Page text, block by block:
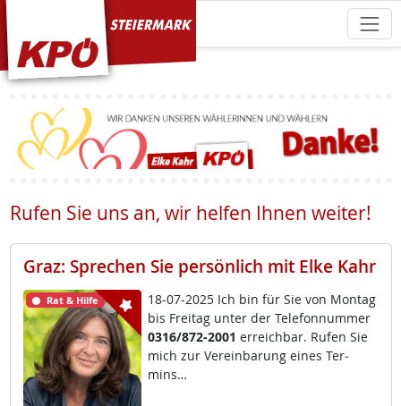
KPÖ Steiermark
Rufen Sie uns an, wir helfen Ihnen weiter!
Graz: Sprechen Sie persönlich mit Elke Kahr
Rat & Hilfe
18-07-2025 Ich bin für Sie von Mon­tag
bis Frei­tag un­ter der Te­le­fon­num­mer
0316/872-2001 er­reich­bar. Ru­fen Sie
mich zur Ve­r­ein­ba­rung ei­nes Ter­
mins…